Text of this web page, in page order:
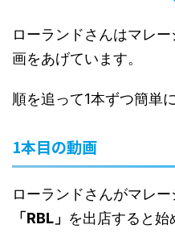
ローランドさんはマレ
画をあげています。
順を追って1本ずつ簡単
1本目の動画
ローランドさんがマレ
「RBL」 を出店すると始